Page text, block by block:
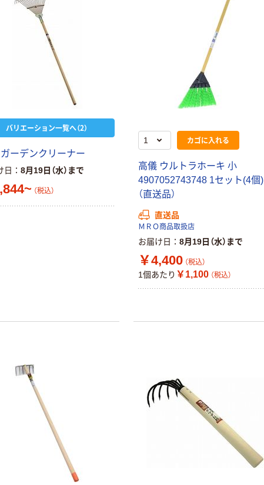
バリエーション一覧へ（2）
ーデンクリーナー
日 8月19日（水）まで
（税込）
カゴに入れる
高儀 ウルトラホーキ 小
4907052743748 1セット(4個)
（直送品）
直送品
ＭＲＯ商品取扱店
お届け日 8月19日（水）まで
￥4,400 （税込）
1個あたり ￥1,100 （税込）
り FSC認
リー 天然
ペットボ
（税込）
ゼブラ
（税込）
ウダーフリー）
オリジナル
【アスクル限定】
ファーストレイ
ト ニトリルグ
ローブ ブル
ー 粉なし（パ
ウダーフリー）
￥698~ （税込）
ペーパータオル
小判・シングル
再生紙 200枚
FSC認証紙 アス
クルオリジナル
ナルティッシュ
オリジナル